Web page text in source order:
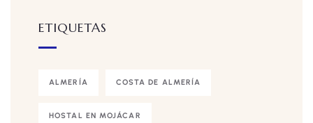
ETIQUETAS
ALMERÍA COSTA DE ALMERÍA
HOSTAL EN MOJÁCAR